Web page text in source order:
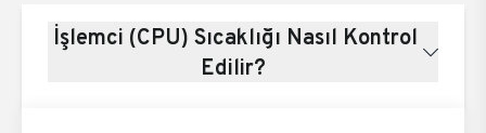
İşlemci (CPU) Sıcaklığı Nasıl Kontrol
Edilir?